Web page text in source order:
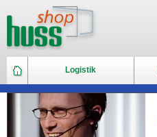
Logistik